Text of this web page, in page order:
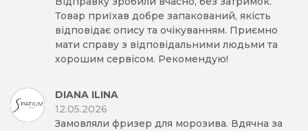
Товар приїхав добре запакований, якість
відповідає опису та очікуванням. Приємно
мати справу з відповідальними людьми та
хорошим сервісом. Рекомендую!
DIANA ILINA
12.05.2026
Замовляли фризер для морозива. Вдячна за